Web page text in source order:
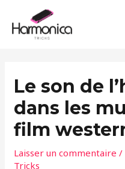
contenu
Le son de
dans les
film
Laisser un commentaire /
Tricks
Navigation
des
articles